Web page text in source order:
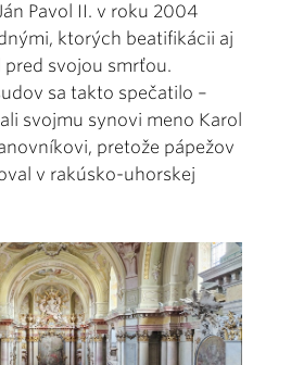
Pavol II. v roku 2004
ktorých beatifikácii aj
pred svojou smrťou.
sa takto spečatilo –
svojmu synovi meno Karol
pretože pápežov
v rakúsko-uhorskej